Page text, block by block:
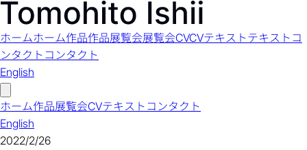
ホームホーム作品作品展覧会展覧会CVCVテキストテキスト コ
ンタクト コンタクト
English
ホーム作品展覧会CVテキスト コンタクト
English
2022/2/26